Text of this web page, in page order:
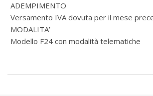
ADEMPIMENTO
Versamento IVA dovuta per il mese
MODALITA’
Modello F24 con modalità telematiche